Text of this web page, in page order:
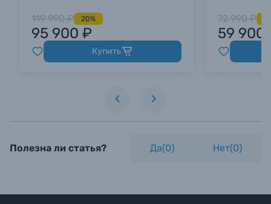
119 990 ₽ 20%
95 900 ₽
Купить
72 990 ₽
59 900
Полезна ли статья? Да(0) Нет(0)